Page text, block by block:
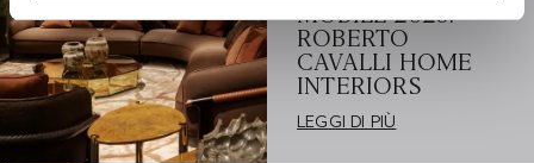
MOBILE 2026:
ROBERTO
CAVALLI HOME
INTERIORS
LEGGI DI PIÙ